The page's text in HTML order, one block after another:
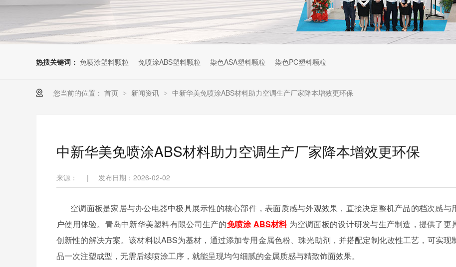
热搜关键词： 免喷涂塑料颗粒 免喷涂ABS塑料颗粒 染色ASA塑料颗粒 染色PC塑料颗粒
您当前的位置： 首页 > 新闻资讯 > 中新华美免喷涂ABS材料助力空调生产厂家降本增效更环保
中新华美免喷涂ABS材料助力空调生产厂家降本增效更环保
来源： | 发布日期：2026-02-02
空调面板是家居与办公电器中极具展示性的核心部件，表面质感与外观效果，直接决定整机产品的档次感与
户使用体验。青岛中新华美塑料有限公司生产的免喷涂 ABS材料 为空调面板的设计研发与生产制造，提供了更
创新性的解决方案。该材料以ABS为基材，通过添加专用金属色粉、珠光助剂，并搭配定制化改性工艺，可实现
品一次注塑成型，无需后续喷涂工序，就能呈现均匀细腻的金属质感与精致饰面效果。